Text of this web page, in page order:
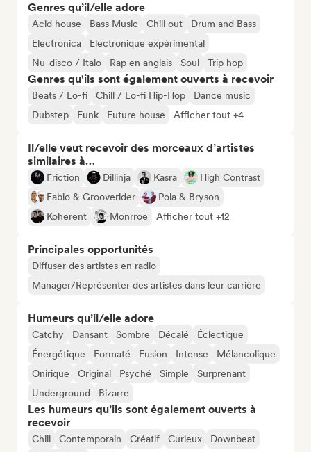
Genres qu’il/elle adore
Acid house Bass Music Chill out
Drum and Bass
Electronica
Electronique expérimental
Nu-disco / Italo
Rap en anglais Soul Trip hop
Genres qu'ils sont également ouverts à recevoir
Beats / Lo-fi Chill / Lo-fi Hip-Hop
Dance music
Dubstep
Funk Future house Afficher tout +4
Il/elle veut recevoir des morceaux d’artistes
similaires à…
Friction Dillinja Kasra
High Contrast
Fabio & Grooverider
Pola & Bryson
Koherent
Monrroe Afficher tout +12
Principales opportunités
Diffuser des artistes en radio
Manager/Représenter des artistes dans leur carrière
Humeurs qu’il/elle adore
Catchy Dansant Sombre Décalé
Éclectique
Énergétique
Formaté Fusion Intense
Mélancolique
Onirique
Original Psyché Simple
Surprenant
Underground
Bizarre
Les humeurs qu’ils sont également ouverts à
recevoir
Chill Contemporain Créatif Curieux
Downbeat